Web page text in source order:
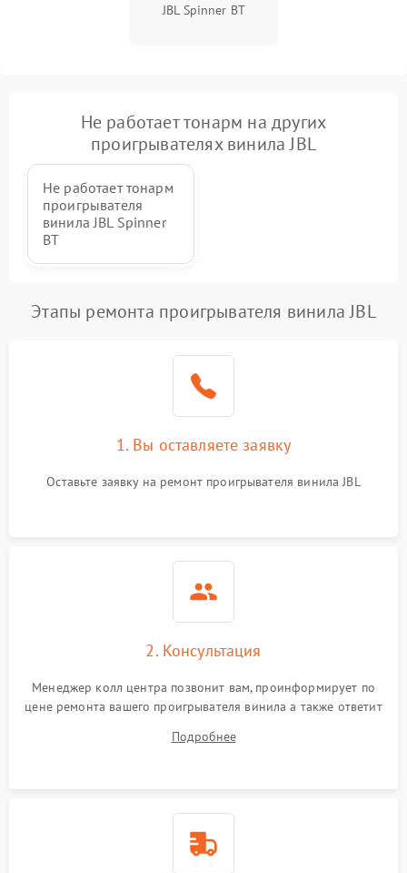
JBL Spinner BT
Не работает тонарм на других
проигрывателях винила JBL
Не работает тонарм
проигрывателя
винила JBL Spinner
BT
Этапы ремонта проигрывателя винила JBL
1. Вы оставляете заявку
Оставьте заявку на ремонт проигрывателя винила JBL
2. Консультация
Менеджер колл центра позвонит вам, проинформирует по
цене ремонта вашего проигрывателя винила а также ответит
Подробнее